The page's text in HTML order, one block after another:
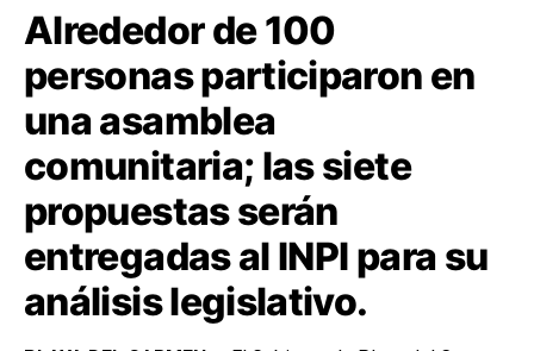
Alrededor de 100
personas participaron en
una asamblea
comunitaria; las siete
propuestas serán
entregadas al INPI para su
análisis legislativo.